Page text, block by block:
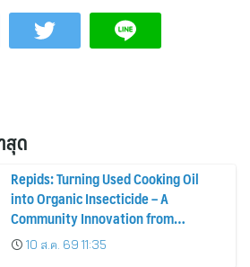
สุด
Repids: Turning Used Cooking Oil
into Organic Insecticide – A
Community Innovation from
Chulalongkorn University
10 ส.ค. 69 11:35